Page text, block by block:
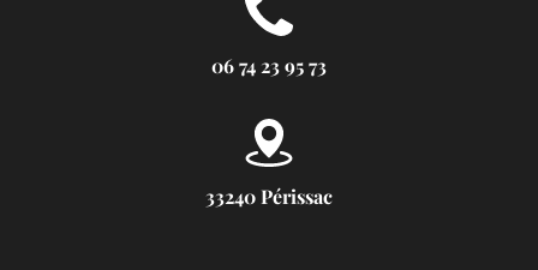
06 74 23 95 73
33240 Périssac